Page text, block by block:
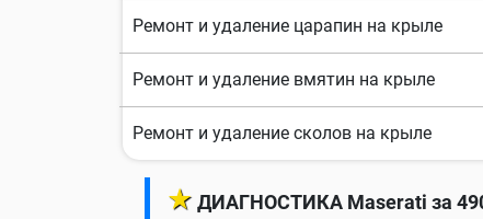
Ремонт и удаление царапин на крыле
Ремонт и удаление вмятин на крыле
Ремонт и удаление сколов на крыле
★ ДИАГНОСТИКА Maserati за